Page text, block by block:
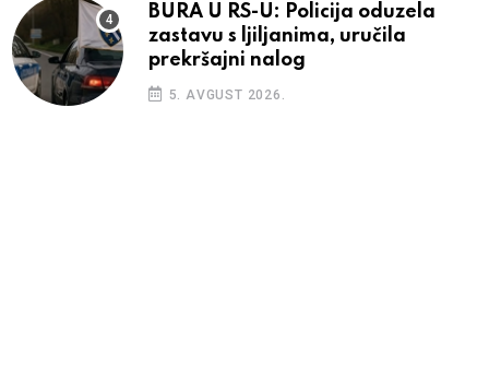
BURA U RS-U: Policija oduzela
zastavu s ljiljanima, uručila
prekršajni nalog
5. AVGUST 2026.